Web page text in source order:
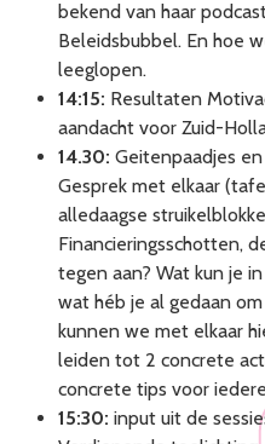
bekend van haar
Beleidsbubbel. En hoe
leeglopen.
14:15: Resultaten
aandacht voor Zuid-
14.30: Geitenpaadjes
Gesprek met elkaar
alledaagse
Financieringsschotten,
tegen aan? Wat kun je
wat héb je al gedaan
kunnen we met elkaar
leiden tot 2 concrete
concrete tips voor
15:30: input uit de